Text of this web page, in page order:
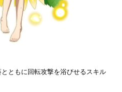
ともに回転攻撃を浴びせるスキル